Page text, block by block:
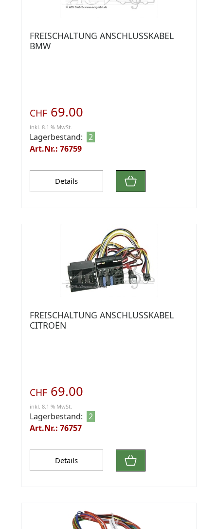
FREISCHALTUNG ANSCHLUSSKABEL
BMW
CHF 69.00
inkl. 8.1 % MwSt.
Lagerbestand: 2
Art.Nr.: 76759
Details
FREISCHALTUNG ANSCHLUSSKABEL
CITROËN
CHF 69.00
inkl. 8.1 % MwSt.
Lagerbestand: 2
Art.Nr.: 76757
Details